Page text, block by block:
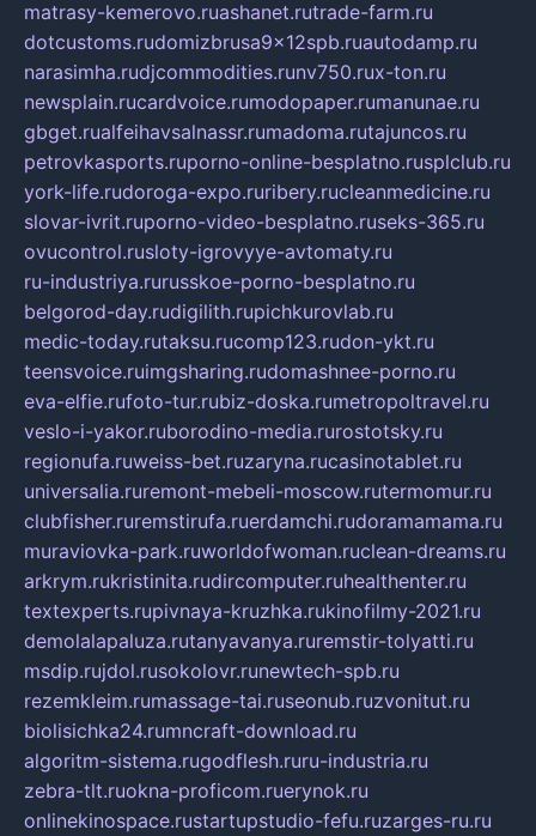
matrasy-kemerovo.ruashanet.rutrade-farm.ru
dotcustoms.rudomizbrusa9x12spb.ruautodamp.ru
narasimha.rudjcommodities.runv750.rux-ton.ru
newsplain.rucardvoice.rumodopaper.rumanunae.ru
gbget.rualfeihavsalnassr.rumadoma.rutajuncos.ru
petrovkasports.ruporno-online-besplatno.rusplclub.ru
york-life.rudoroga-expo.ruribery.rucleanmedicine.ru
slovar-ivrit.ruporno-video-besplatno.ruseks-365.ru
ovucontrol.rusloty-igrovyye-avtomaty.ru
ru-industriya.rurusskoe-porno-besplatno.ru
belgorod-day.rudigilith.rupichkurovlab.ru
medic-today.rutaksu.rucomp123.rudon-ykt.ru
teensvoice.ruimgsharing.rudomashnee-porno.ru
eva-elfie.rufoto-tur.rubiz-doska.rumetropoltravel.ru
veslo-i-yakor.ruborodino-media.rurostotsky.ru
regionufa.ruweiss-bet.ruzaryna.rucasinotablet.ru
universalia.ruremont-mebeli-moscow.rutermomur.ru
clubfisher.ruremstirufa.ruerdamchi.rudoramamama.ru
muraviovka-park.ruworldofwoman.ruclean-dreams.ru
arkrym.rukristinita.rudircomputer.ruhealthenter.ru
textexperts.rupivnaya-kruzhka.rukinofilmy-2021.ru
demolalapaluza.rutanyavanya.ruremstir-tolyatti.ru
msdip.rujdol.rusokolovr.runewtech-spb.ru
rezemkleim.rumassage-tai.ruseonub.ruzvonitut.ru
biolisichka24.rumncraft-download.ru
algoritm-sistema.rugodflesh.ruru-industria.ru
zebra-tlt.ruokna-proficom.ruerynok.ru
onlinekinospace.rustartupstudio-fefu.ruzarges-ru.ru